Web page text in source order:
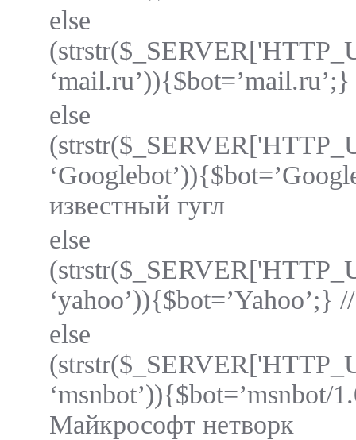
известный гугл
‘yahoo’)){$bot=’Yahoo’;}
Майкрософт нетворк